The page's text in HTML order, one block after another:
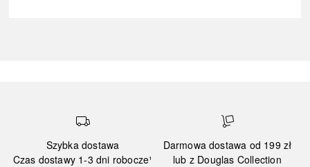
Szybka dostawa
Czas dostawy 1-3 dni robocze¹
Darmowa dostawa od 199 zł
lub z Douglas Collection